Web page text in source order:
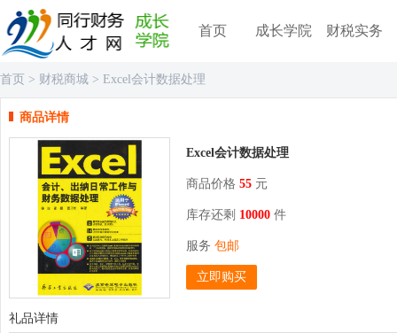
首页 成长学院 财税实务
首页 > 财税商城 > Excel会计数据处理
商品详情
Excel会计数据处理
商品价格 55 元
库存还剩 10000 件
服务 包邮
立即购买
礼品详情